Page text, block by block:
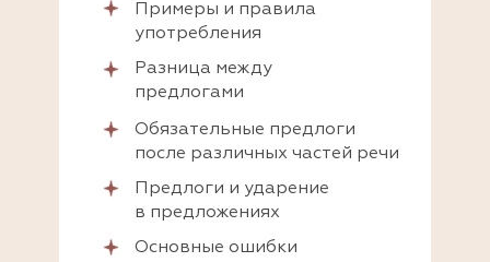
Разница между
предлогами
Обязательные предлоги
после различных частей речи
Примеры и правила
употребления
Предлоги и ударение
в предложениях
Основные ошибки